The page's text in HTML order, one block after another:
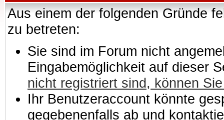
Aus einem der folgenden Gründe
zu betreten:
Sie sind im Forum nicht
Eingabemöglichkeit auf dieser
nicht registriert sind, können
Ihr Benutzeraccount könnte
gegebenenfalls ab und